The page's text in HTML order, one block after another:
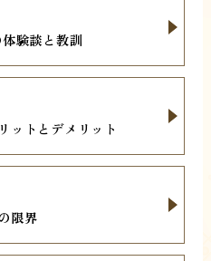
験談と教訓
ットとデメリット
限界